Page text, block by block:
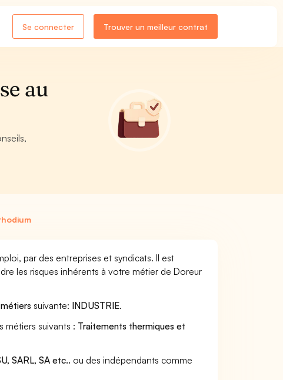
Se connecter Trouver un meilleur contrat
au
par des entreprises et syndicats. Il est
les risques inhérents à votre métier de Doreur
suivante: INDUSTRIE.
métiers suivants : Traitements thermiques et
SARL, SA etc.. ou des indépendants comme